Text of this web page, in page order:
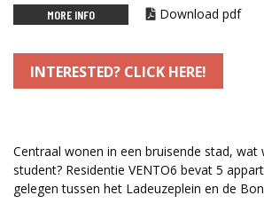
MORE INFO Download pdf
INTERESTED? CLICK HERE!
Centraal wonen in een bruisende stad, wat
student? Residentie VENTO6 bevat 5
gelegen tussen het Ladeuzeplein en de